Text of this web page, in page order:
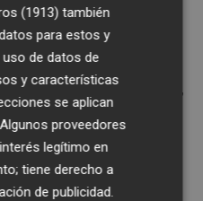
residencias en
algún caso de covid,
total de 88 (cuatro
de las que 21
de la Conselleria
también).
(1913) también
para estos y
de datos de
y características
se aplican
proveedores
legítimo en
tiene derecho a
de publicidad